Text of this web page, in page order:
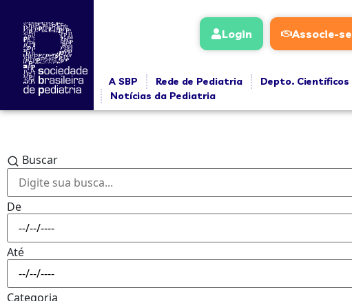
Login Associe-se
A SBP Rede de Pediatria Depto. Científicos
Notícias da Pediatria
Buscar
De
Até
Categoria